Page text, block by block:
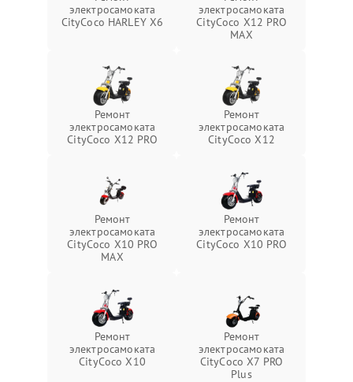
электросамоката
CityCoco HARLEY X6
электросамоката
CityCoco X12 PRO
MAX
Ремонт
электросамоката
CityCoco X12 PRO
Ремонт
электросамоката
CityCoco X12
Ремонт
электросамоката
CityCoco X10 PRO
MAX
Ремонт
электросамоката
CityCoco X10 PRO
Ремонт
электросамоката
CityCoco X10
Ремонт
электросамоката
CityCoco X7 PRO
Plus